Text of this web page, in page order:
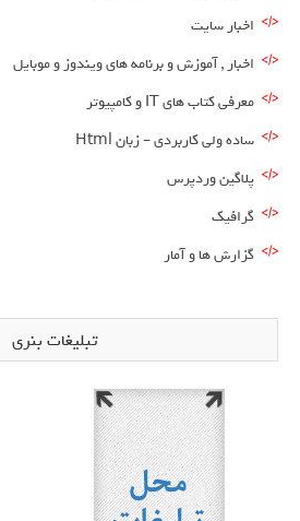
اخبار سایت
اخبار , آموزش و برنامه های ویندوز و موبایل
معرفی کتاب های IT و کامپیوتر
ساده ولی کاربردی – زبان Html
پلاگین وردپرس
گرافیک
گزارش ها و آمار
تبلیغات بنری